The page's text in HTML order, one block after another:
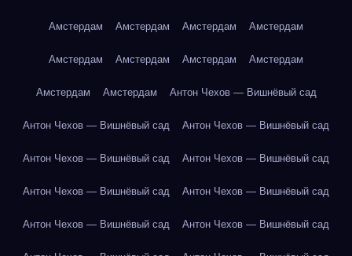
Амстердам Амстердам Амстердам Амстердам
Амстердам Амстердам Амстердам Амстердам
Амстердам Амстердам Антон Чехов — Вишнёвый сад
Антон Чехов — Вишнёвый сад Антон Чехов — Вишнёвый сад
Антон Чехов — Вишнёвый сад Антон Чехов — Вишнёвый сад
Антон Чехов — Вишнёвый сад Антон Чехов — Вишнёвый сад
Антон Чехов — Вишнёвый сад Антон Чехов — Вишнёвый сад